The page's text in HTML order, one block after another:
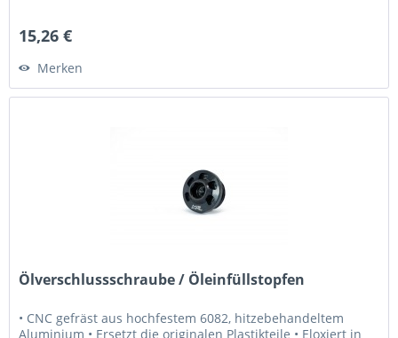
15,26 €
Merken
Ölverschlussschraube / Öleinfüllstopfen
• CNC gefräst aus hochfestem 6082, hitzebehandeltem
Aluminium • Ersetzt die originalen Plastikteile • Eloxiert in